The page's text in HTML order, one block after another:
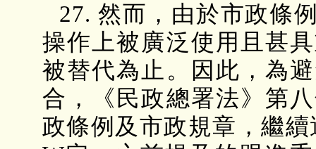
27. 然而，由於市政條
操作上被廣泛使用且甚
被替代為止。因此，為
合，《民政總署法》第
政條例及市政規章，繼